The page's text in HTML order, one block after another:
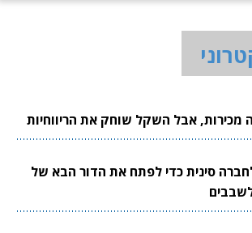
מכירות, אבל השקל שוחק את הריווחיות
סינית כדי לפתח את הדור הבא של